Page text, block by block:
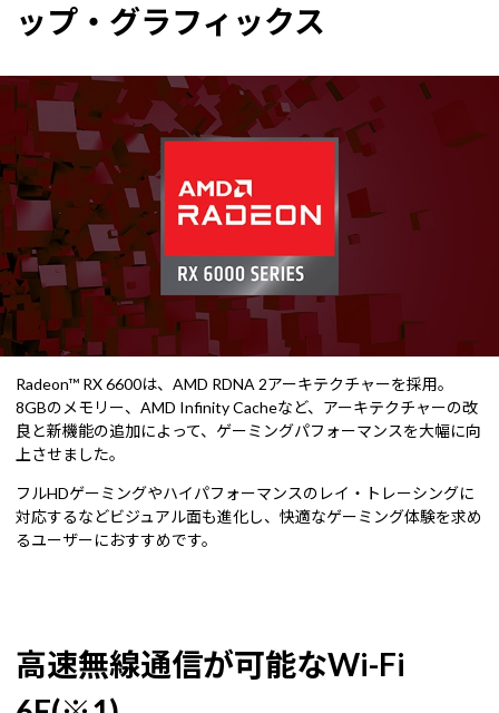
ップ・グラフィックス
Radeon™ RX 6600は、AMD RDNA 2アーキテクチャーを採用。
8GBのメモリー、AMD Infinity Cacheなど、アーキテクチャーの改
良と新機能の追加によって、ゲーミングパフォーマンスを大幅に向
上させました。
フルHDゲーミングやハイパフォーマンスのレイ・トレーシングに
対応するなどビジュアル面も進化し、快適なゲーミング体験を求め
るユーザーにおすすめです。
高速無線通信が可能なWi-Fi